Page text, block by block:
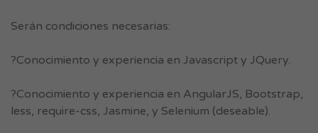
Serán condiciones necesarias:
?Conocimiento y experiencia en Javascript y JQuery.
?Conocimiento y experiencia en AngularJS, Bootstrap,
less, require-css, Jasmine, y Selenium (deseable).